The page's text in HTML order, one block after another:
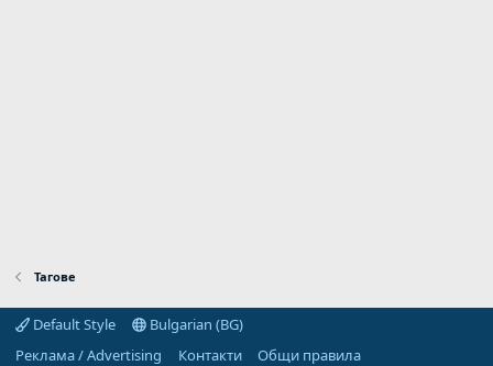
Тагове
Default Style
Bulgarian (BG)
Реклама / Advertising
Контакти
Общи правила